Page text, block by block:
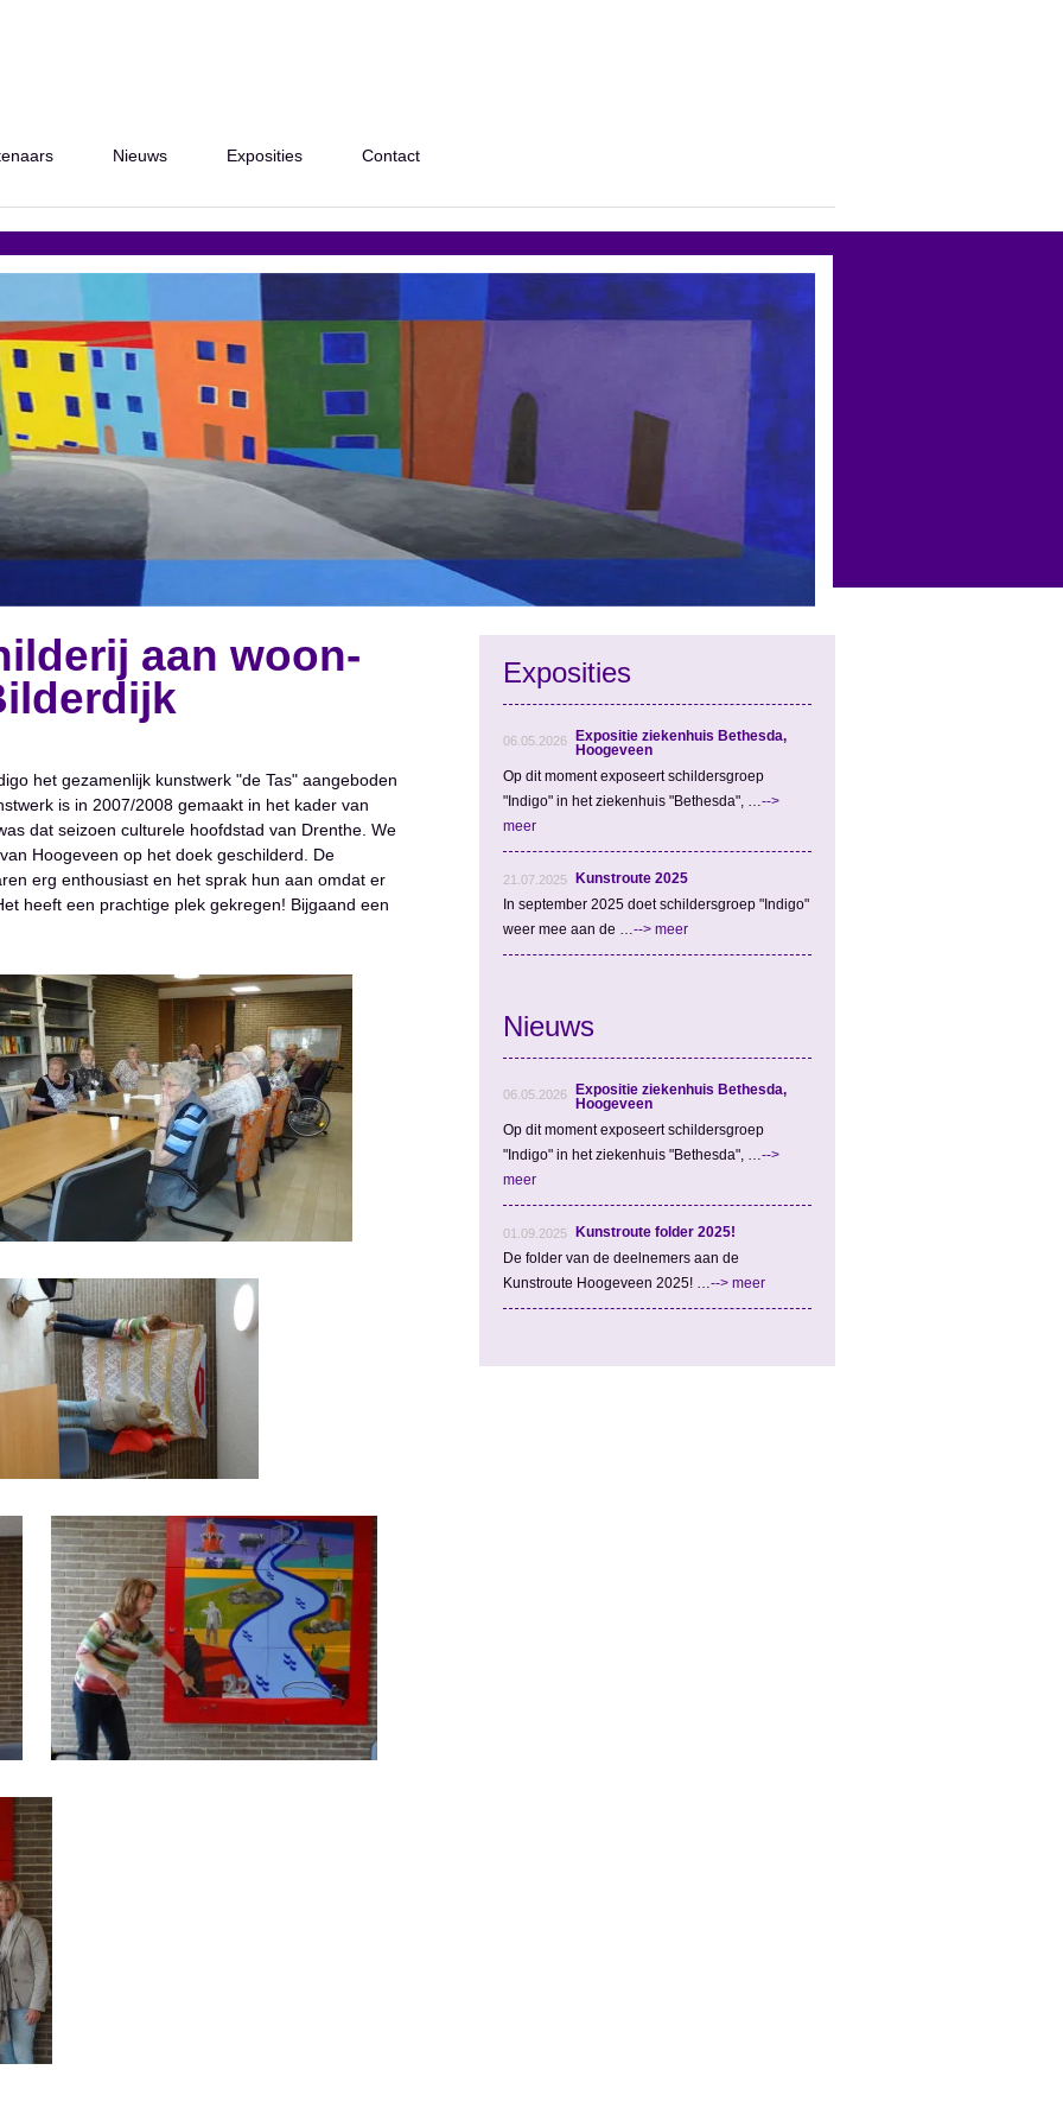
Nieuws Exposities Contact
aan woon-
het gezamenlijk kunstwerk "de Tas" aangeboden
is in 2007/2008 gemaakt in het kader van
dat seizoen culturele hoofdstad van Drenthe. We
Hoogeveen op het doek geschilderd. De
erg enthousiast en het sprak hun aan omdat er
heeft een prachtige plek gekregen! Bijgaand een
Exposities
Expositie ziekenhuis Bethesda,
Hoogeveen
06.05.2026
Op dit moment exposeert schildersgroep
"Indigo" in het ziekenhuis "Bethesda", …-->
meer
Kunstroute 2025
21.07.2025
In september 2025 doet schildersgroep "Indigo"
weer mee aan de …--> meer
Nieuws
Expositie ziekenhuis Bethesda,
Hoogeveen
06.05.2026
Op dit moment exposeert schildersgroep
"Indigo" in het ziekenhuis "Bethesda", …-->
meer
Kunstroute folder 2025!
01.09.2025
De folder van de deelnemers aan de
Kunstroute Hoogeveen 2025! …--> meer